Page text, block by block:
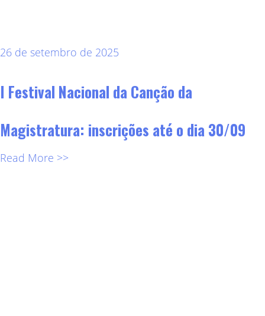
26 de setembro de 2025
I Festival Nacional da Canção da
Magistratura: inscrições até o dia 30/09
Read More >>